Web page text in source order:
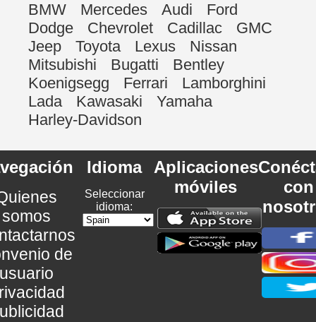
BMW Mercedes Audi
Ford
Dodge
Chevrolet Cadillac
GMC
Jeep
Toyota Lexus
Nissan
Mitsubishi
Bugatti
Bentley
Koenigsegg
Ferrari
Lamborghini
Lada
Kawasaki
Yamaha
Harley-Davidson
somos
de
Idioma
Seleccionar
idioma:
Aplicaciones
móviles
con